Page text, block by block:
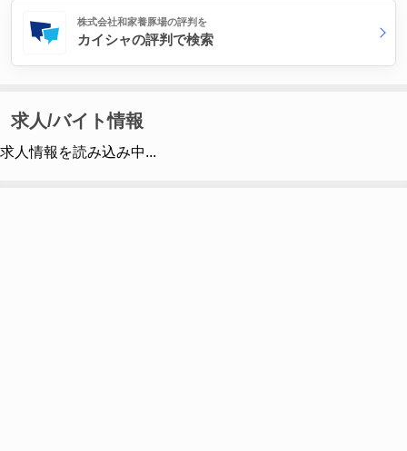
株式会社和家養豚場の評判を
カイシャの評判で検索
求人/バイト情報
求人情報を読み込み中...